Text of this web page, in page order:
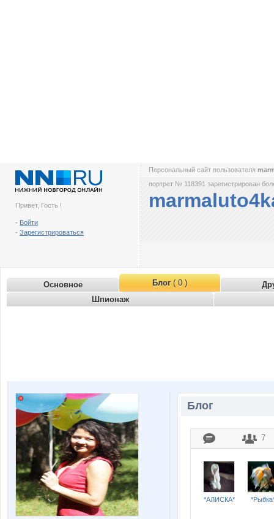
Привет, Гость !
- Войти
- Зарегистрироваться
Персональный сайт пользователя
портрет № 118391 зарегистрирован
Основное Блог( 0 )
Шпионаж
Блог
7
*АЛИСКА*